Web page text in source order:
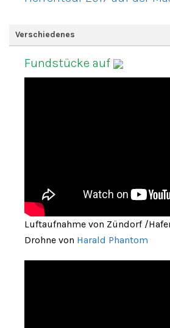
Verschiedenes
Fundstücke auf
Luftaufnahme von Zündorf /
Drohne von Harald Phantom